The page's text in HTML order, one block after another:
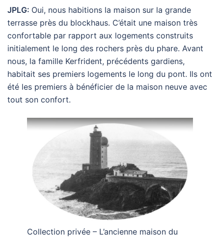
JPLG: Oui, nous habitions la maison sur la grande
terrasse près du blockhaus. C’était une maison très
confortable par rapport aux logements construits
initialement le long des rochers près du phare. Avant
nous, la famille Kerfrident, précédents gardiens,
habitait ses premiers logements le long du pont. Ils ont
été les premiers à bénéficier de la maison neuve avec
tout son confort.
Collection privée – L’ancienne maison du